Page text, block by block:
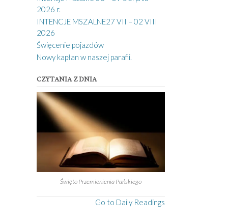
2026 r.
INTENCJE MSZALNE27 VII – 02 VIII
2026
Święcenie pojazdów
Nowy kapłan w naszej parafii.
CZYTANIA Z DNIA
Święto Przemienienia Pańskiego
Go to Daily Readings